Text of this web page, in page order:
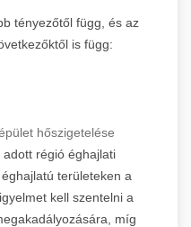
tényezőtől függ, és az
is függ:
hőszigetelése
régió éghajlati
területeken a
kell szentelni a
míg